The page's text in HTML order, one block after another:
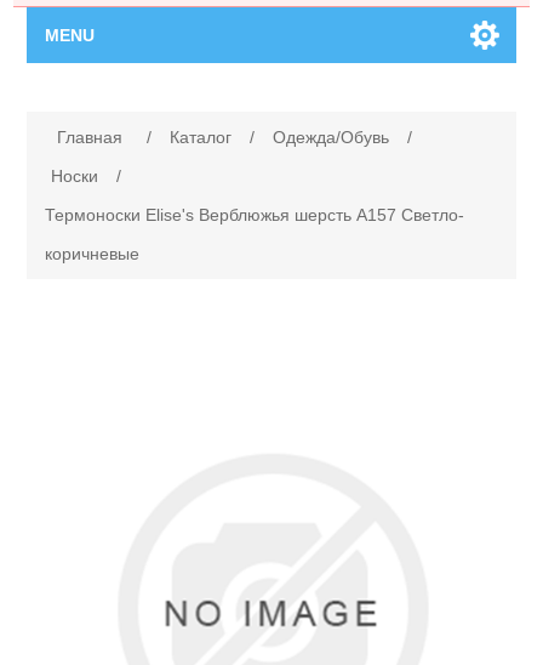
MENU
Каталог
Главная / Каталог / Одежда/Обувь
/
Носки
/
Термоноски Elise's Верблюжья шерсть A157 Светло-
коричневые